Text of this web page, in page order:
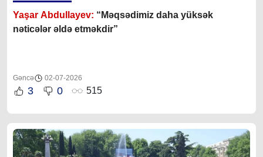
Yaşar Abdullayev: “Məqsədimiz daha yüksək
nəticələr əldə etməkdir”
Gəncə 02-07-2026
3 0 515